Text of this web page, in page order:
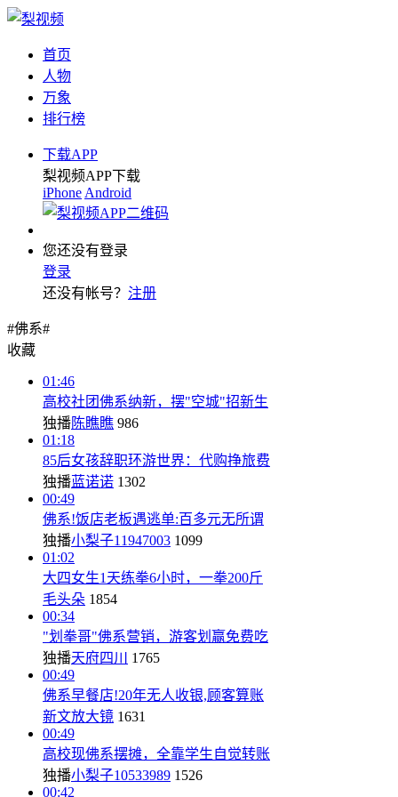
首页
人物
万象
排行榜
下载APP
梨视频APP下载
iPhone Android
您还没有登录
登录
还没有帐号？ 注册
#佛系#
收藏
01:46
高校社团佛系纳新，摆"空城"招新生
独播陈瞧瞧 986
01:18
85后女孩辞职环游世界：代购挣旅费
独播蓝诺诺 1302
00:49
佛系!饭店老板遇逃单:百多元无所谓
独播小梨子11947003 1099
01:02
大四女生1天练拳6小时，一拳200斤
毛头朵 1854
00:34
"划拳哥"佛系营销，游客划赢免费吃
独播天府四川
1765
00:49
佛系早餐店!20年无人收银,顾客算账
新文放大镜 1631
00:49
高校现佛系摆摊，全靠学生自觉转账
独播小梨子10533989 1526
00:42